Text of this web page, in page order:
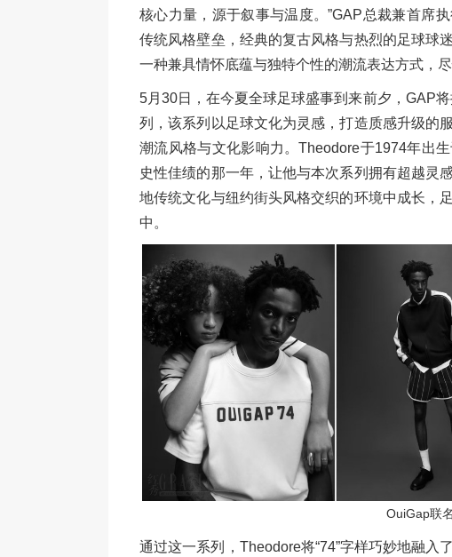
核心力量，源于叙事与温度。”GAP总裁兼首席
传统风格壁垒，经典的复古风格与热烈的足球球
一种兼具情怀底蕴与独特个性的潮流表达方式，
5月30日，在今夏全球足球盛事到来前夕，GAP
列，该系列以足球文化为灵感，打造质感升级的
潮流风格与文化影响力。Theodore于1974年出
史性佳绩的那一年，让他与本次系列拥有超越灵
地传统文化与纽约街头风格交织的环境中成长，
中。
OuiGap联
通过这一系列，Theodore将“74”字样巧妙地融